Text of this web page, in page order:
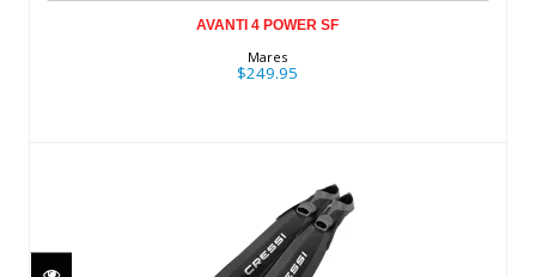
AVANTI 4 POWER SF
Mares
$249.95